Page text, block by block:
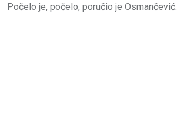
Počelo je, počelo, poručio je Osmančević.